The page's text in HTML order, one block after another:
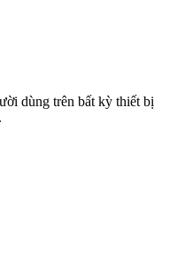
dùng trên bất kỳ thiết bị